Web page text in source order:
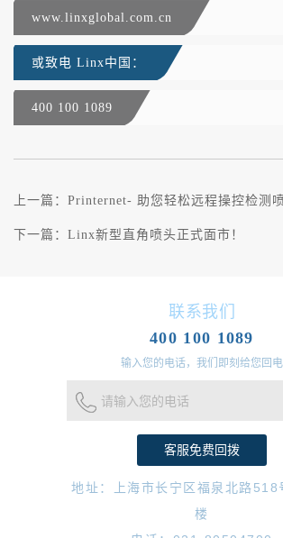
www.linxglobal.com.cn
或致电 Linx中国：
400 100 1089
上一篇： Printernet- 助您轻松远程操控检测
下一篇： Linx新型直角喷头正式面市！
联系我们
400 100 1089
输入您的电话，我们即刻给您回电
请输入您的电话
地址：上海市长宁区福泉北路518
楼